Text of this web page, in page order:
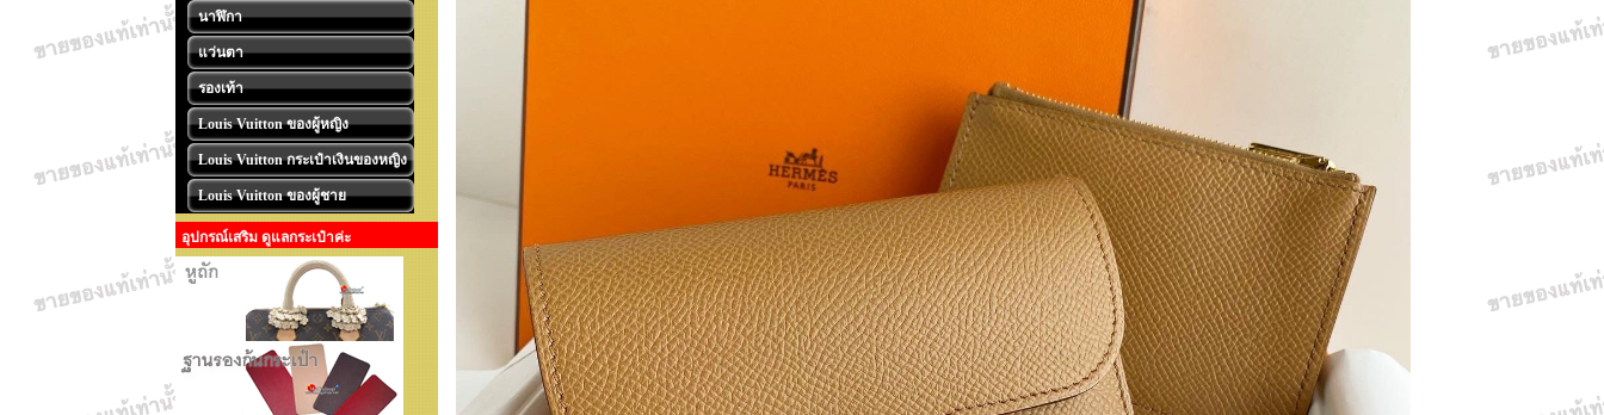
นาฬิกา
แว่นตา
รองเท้า
Louis Vuitton ของผู้หญิง
Louis Vuitton กระเป๋าเงินของหญิง
Louis Vuitton ของผู้ชาย
อุปกรณ์เสริม ดูแลกระเป๋าค่ะ